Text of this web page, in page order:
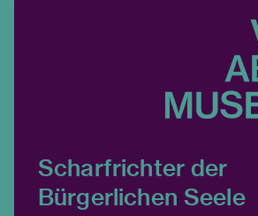
Scharfrichter der
Bürgerlichen Seele